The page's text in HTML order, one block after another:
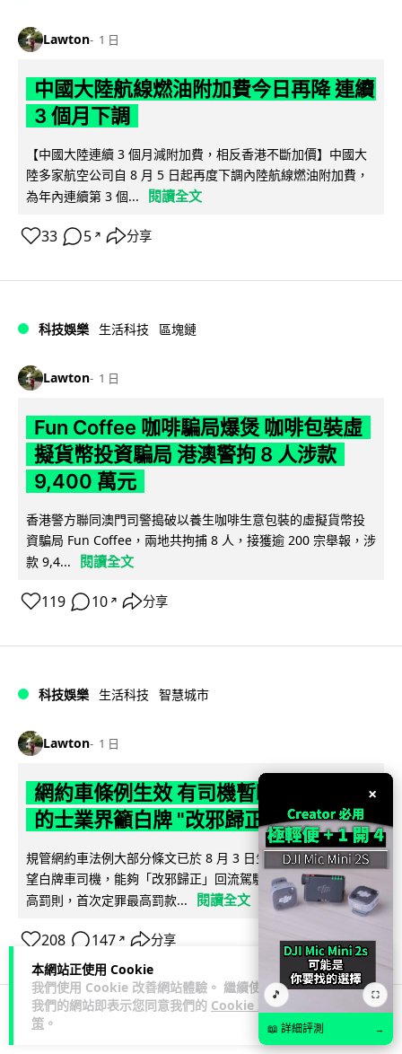
本網站正使用 Cookie
我們使用 Cookie 改善網站體驗。 繼續使用
我們的網站即表示您同意我們的 Cookie 政
策 。
Lawton 1 日
中國大陸航線燃油附加費今日再降 連續
3 個月下調
【中國大陸連續 3 個月減附加費，相反香港不斷加價】中國大
陸多家航空公司自 8 月 5 日起再度下調內陸航線燃油附加費，
為年內連續第 3 個...
閱讀全文
33 5 ↗ 分享
科技娛樂 生活科技 區塊鏈
Lawton 1 日
Fun Coffee 咖啡騙局爆煲 咖啡包裝虛
擬貨幣投資騙局 港澳警拘 8 人涉款
9,400 萬元
香港警方聯同澳門司警搗破以養生咖啡生意包裝的虛擬貨幣投
資騙局 Fun Coffee，兩地共拘捕 8 人，接獲逾 200 宗舉報，涉
款 9,4...
閱讀全文
119 10 ↗ 分享
科技娛樂 生活科技 智慧城市
Lawton 1 日
網約車條例生效 有司機暫時停工避風頭
的士業界籲白牌 "改邪歸正"
規管網約車法例大部分條文已於 8 月 3 日生效，的士業界就期
望白牌車司機，能夠「改邪歸正」回流駕駛的士。新例大幅提
高罰則，首次定罪最高罰款...
閱讀全文
208 147 ↗ 分享
人工智能
×
🎵 ⛶
📖 詳細評測 →